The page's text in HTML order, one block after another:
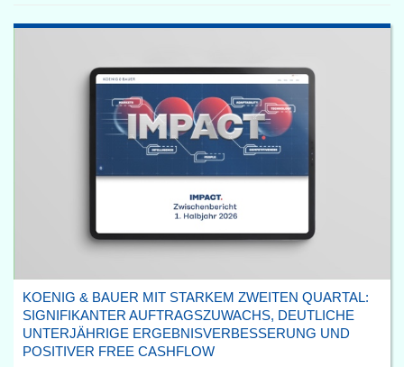
KOENIG & BAUER MIT STARKEM ZWEITEN QUARTAL:
SIGNIFIKANTER AUFTRAGSZUWACHS, DEUTLICHE
UNTERJÄHRIGE ERGEBNISVERBESSERUNG UND
POSITIVER FREE CASHFLOW